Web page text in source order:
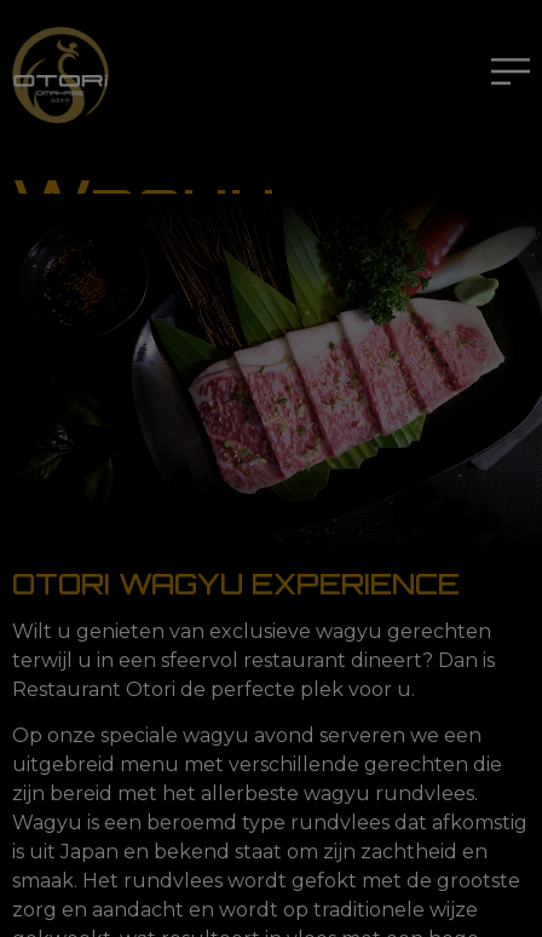
Wagyu
Experience
OTORI WAGYU EXPERIENCE
Wilt u genieten van exclusieve wagyu gerechten
terwijl u in een sfeervol restaurant dineert? Dan is
Restaurant Otori de perfecte plek voor u.
Op onze speciale wagyu avond serveren we een
uitgebreid menu met verschillende gerechten die
zijn bereid met het allerbeste wagyu rundvlees.
Wagyu is een beroemd type rundvlees dat afkomstig
is uit Japan en bekend staat om zijn zachtheid en
smaak. Het rundvlees wordt gefokt met de grootste
zorg en aandacht en wordt op traditionele wijze